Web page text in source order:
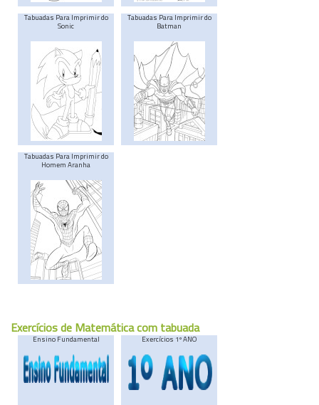
Tabuadas Para Imprimir do
Sonic
Tabuadas Para Imprimir do
Batman
Tabuadas Para Imprimir do
Homem Aranha
Exercícios de Matemática com tabuada
Ensino Fundamental Exercícios 1º ANO